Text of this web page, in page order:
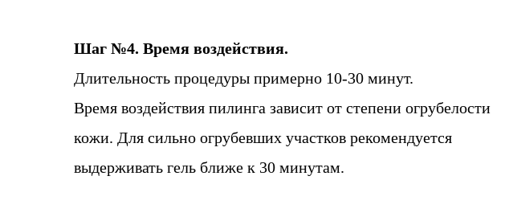
Шаг №4. Время воздействия.
Длительность процедуры примерно 10-30 минут.
Время воздействия пилинга зависит от степени огрубелости
кожи. Для сильно огрубевших участков рекомендуется
выдерживать гель ближе к 30 минутам.